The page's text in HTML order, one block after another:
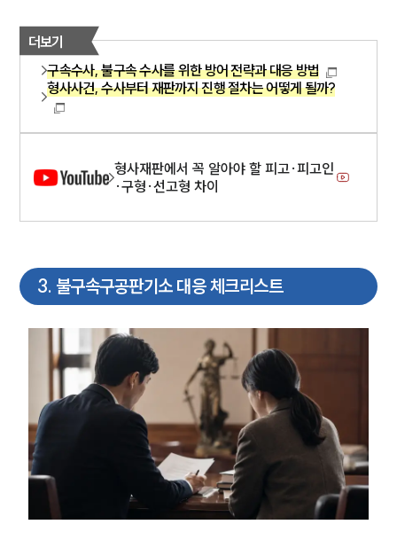
그룹소개
그룹소개
오시는 길
고객의 소리
통합검색
형사 주요 업무사례
형사 법률정보
법률지식인
형사소송·상담후기
업무분야
형사그룹 업무
전체
더보기
구속수사, 불구속 수사를 위한 방어 전략과 대응 방법
형사사건, 수사부터 재판까지 진행 절차는 어떻게 될까?
형사재판에서 꼭 알아야 할 피고·피고인
·구형·선고형 차이
3. 불구속구공판기소 대응 체크리스트